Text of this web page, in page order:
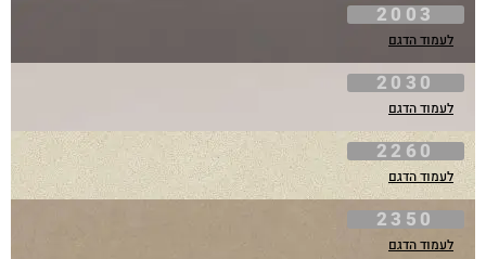
2003
לעמוד הדגם
2030
לעמוד הדגם
2260
לעמוד הדגם
2350
לעמוד הדגם